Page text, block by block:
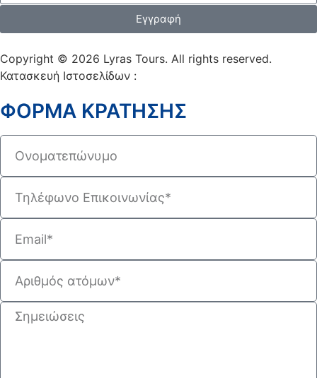
Εγγραφή
Copyright © 2026 Lyras Tours. All rights reserved.
Κατασκευή Ιστοσελίδων :
ΦΟΡΜΑ ΚΡΑΤΗΣΗΣ